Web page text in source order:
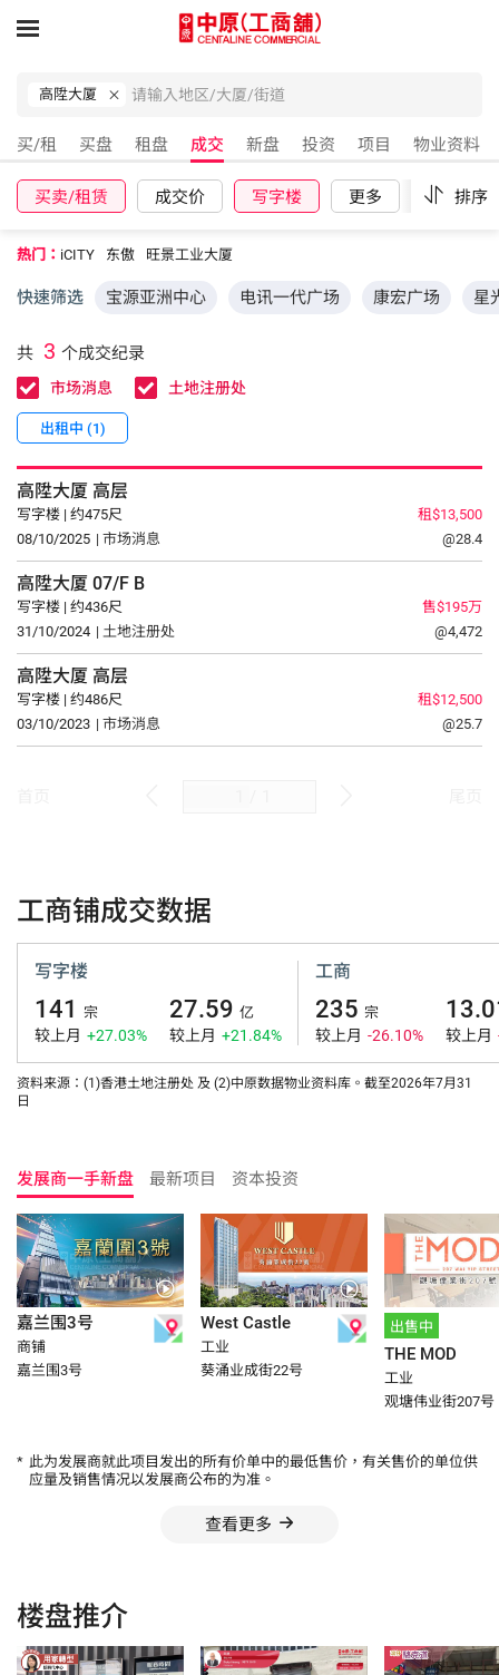
高陞大厦
买/租 买盘 租盘 成交 新盘 投资 项目 物业资料
买卖/租赁 成交价 写字楼 更多 重设排序
热门： iCITY 东傲 旺景工业大厦
快速筛选 宝源亚洲中心 电讯一代广场 康宏广场 星
共 3 个成交纪录
市场消息 土地注册处
出租中 (1)
高陞大厦 高层
写字楼 | 约475尺
租$13,500
08/10/2025 | 市场消息 @28.4
高陞大厦 07/F B
写字楼 | 约436尺
售$195万
31/10/2024 | 土地注册处 @4,472
高陞大厦 高层
写字楼 | 约486尺
租$12,500
03/10/2023 | 市场消息 @25.7
工商铺成交数据
写字楼
141 宗
较上月 +27.03%
27.59 亿
较上月 +21.84%
工商
235 宗
较上月 -26.10% 较上月
资料来源：(1)香港土地注册处 及 (2)中原数据物业资料库。截至2026年7月31
日
发展商一手新盘 最新项目 资本投资
嘉兰围3号
商铺
嘉兰围3号
West Castle
工业
葵涌业成街22号
出售中
THE MOD
工业
观塘伟业街207号
* 此为发展商就此项目发出的所有价单中的最低售价，有关售价的单位供
应量及销售情况以发展商公布的为准。
查看更多
楼盘推介